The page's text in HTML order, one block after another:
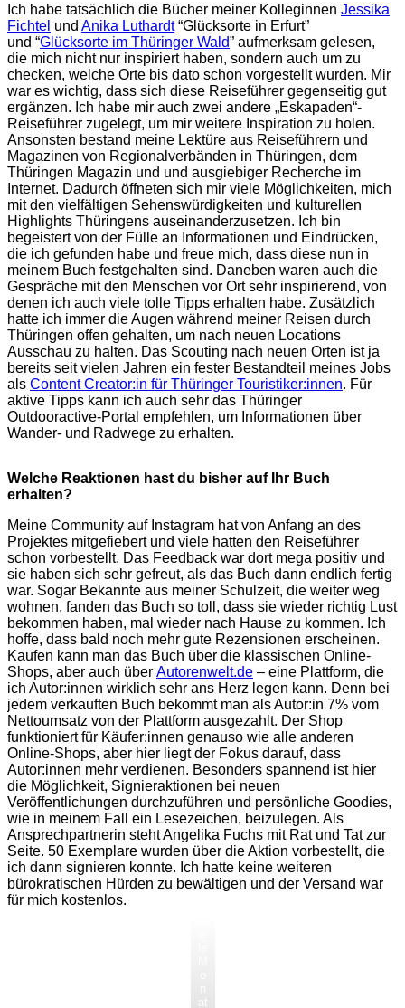
Ich habe tatsächlich die Bücher meiner Kolleginnen Jessika
Fichtel und Anika Luthardt“Glücksorte in Erfurt”
und “Glücksorte im Thüringer Wald” aufmerksam gelesen,
die mich nicht nur inspiriert haben, sondern auch um zu
checken, welche Orte bis dato schon vorgestellt wurden. Mir
war es wichtig, dass sich diese Reiseführer gegenseitig gut
ergänzen. Ich habe mir auch zwei andere „Eskapaden“-
Reiseführer zugelegt, um mir weitere Inspiration zu holen.
Ansonsten bestand meine Lektüre aus Reiseführern und
Magazinen von Regionalverbänden in Thüringen, dem
Thüringen Magazin und und ausgiebiger Recherche im
Internet. Dadurch öffneten sich mir viele Möglichkeiten, mich
mit den vielfältigen Sehenswürdigkeiten und kulturellen
Highlights Thüringens auseinanderzusetzen. Ich bin
begeistert von der Fülle an Informationen und Eindrücken,
die ich gefunden habe und freue mich, dass diese nun in
meinem Buch festgehalten sind. Daneben waren auch die
Gespräche mit den Menschen vor Ort sehr inspirierend, von
denen ich auch viele tolle Tipps erhalten habe. Zusätzlich
hatte ich immer die Augen während meiner Reisen durch
Thüringen offen gehalten, um nach neuen Locations
Ausschau zu halten. Das Scouting nach neuen Orten ist ja
bereits seit vielen Jahren ein fester Bestandteil meines Jobs
als Content Creator:in für Thüringer Touristiker:innen. Für
aktive Tipps kann ich auch sehr das Thüringer
Outdooractive-Portal empfehlen, um Informationen über
Wander- und Radwege zu erhalten.
Welche Reaktionen hast du bisher auf Ihr Buch
erhalten?
Meine Community auf Instagram hat von Anfang an des
Projektes mitgefiebert und viele hatten den Reiseführer
schon vorbestellt. Das Feedback war dort mega positiv und
sie haben sich sehr gefreut, als das Buch dann endlich fertig
war. Sogar Bekannte aus meiner Schulzeit, die weiter weg
wohnen, fanden das Buch so toll, dass sie wieder richtig Lust
bekommen haben, mal wieder nach Hause zu kommen. Ich
hoffe, dass bald noch mehr gute Rezensionen erscheinen.
Kaufen kann man das Buch über die klassischen Online-
Shops, aber auch über Autorenwelt.de – eine Plattform, die
ich Autor:innen wirklich sehr ans Herz legen kann. Denn bei
jedem verkauften Buch bekommt man als Autor:in 7% vom
Nettoumsatz von der Plattform ausgezahlt. Der Shop
funktioniert für Käufer:innen genauso wie alle anderen
Online-Shops, aber hier liegt der Fokus darauf, dass
Autor:innen mehr verdienen. Besonders spannend ist hier
die Möglichkeit, Signieraktionen bei neuen
Veröffentlichungen durchzuführen und persönliche Goodies,
wie in meinem Fall ein Lesezeichen, beizulegen. Als
Ansprechpartnerin steht Angelika Fuchs mit Rat und Tat zur
Seite. 50 Exemplare wurden über die Aktion vorbestellt, die
ich dann signieren konnte. Ich hatte keine weiteren
bürokratischen Hürden zu bewältigen und der Versand war
für mich kostenlos.
at